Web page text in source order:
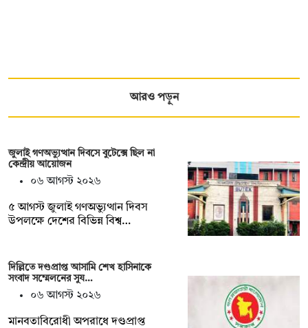
আরও পড়ুন
জুলাই গণঅভ্যুত্থান দিবসে বুটেক্সে ছিল না
কেন্দ্রীয় আয়োজন
০৬ আগস্ট ২০২৬
৫ আগস্ট জুলাই গণঅভ্যুত্থান দিবস
উপলক্ষে দেশের বিভিন্ন বিশ্ব…
দিল্লিতে দণ্ডপ্রাপ্ত আসামি শেখ হাসিনাকে
সংবাদ সম্মেলনের সুয…
০৬ আগস্ট ২০২৬
মানবতাবিরোধী অপরাধে দণ্ডপ্রাপ্ত